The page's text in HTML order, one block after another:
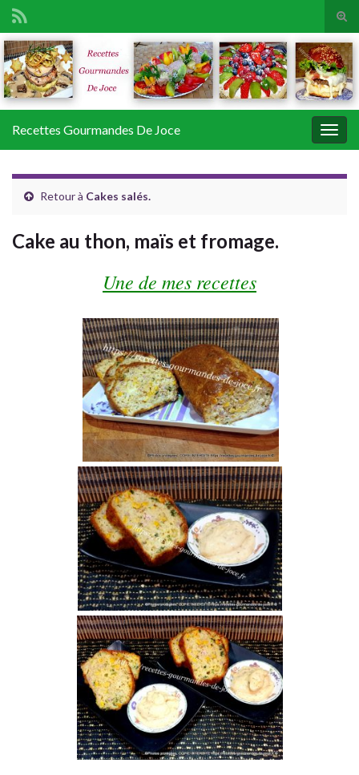
Search for:
Recettes Gourmandes De Joce
Retour à Cakes salés.
Cake au thon, maïs et fromage.
Une de mes recettes